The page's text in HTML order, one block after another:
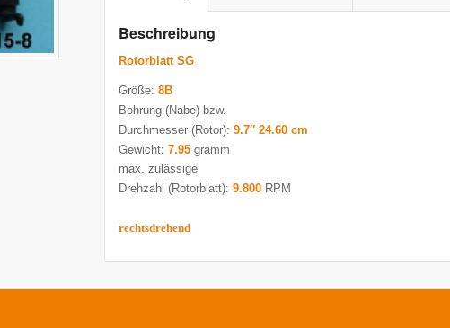
Beschreibung
Rotorblatt SG
Größe: 8B
Bohrung (Nabe) bzw.
Durchmesser (Rotor): 9.7″ 24.60 cm
Gewicht: 7.95gramm
max. zulässige
Drehzahl (Rotorblatt): 9.800RPM
rechtsdrehend